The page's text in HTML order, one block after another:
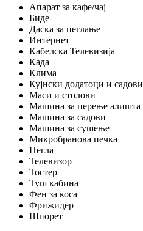
Апарат за кафе/чај
Биде
Даска за пеглање
Интернет
Кабелска Телевизија
Када
Клима
Кујнски додатоци и садови
Маси и столови
Машина за перење алишта
Машина за садови
Машина за сушење
Микробранова печка
Пегла
Телевизор
Тостер
Туш кабина
Фен за коса
Фрижидер
Шпорет